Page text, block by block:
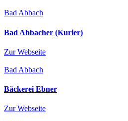
Bad Abbach
Bad Abbacher (Kurier)
Zur Webseite
Bad Abbach
Bäckerei Ebner
Zur Webseite